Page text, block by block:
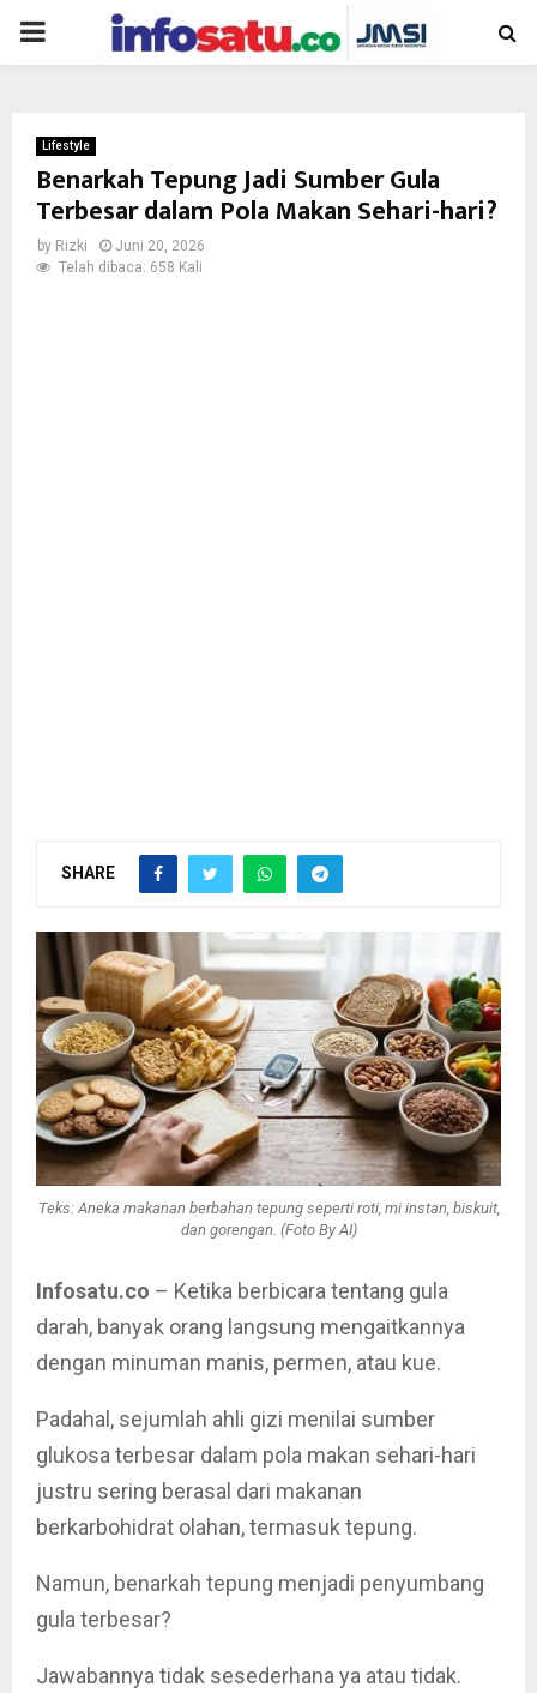
PRIMARY
Lifestyle
Benarkah Tepung Jadi Sumber Gula
Terbesar dalam Pola Makan Sehari-hari?
by Rizki
Juni 20, 2026
Telah dibaca: 658 Kali
SHARE
Teks: Aneka makanan berbahan tepung seperti roti, mi instan, biskuit,
dan gorengan. (Foto By AI)
Infosatu.co – Ketika berbicara tentang gula
darah, banyak orang langsung mengaitkannya
dengan minuman manis, permen, atau kue.
Padahal, sejumlah ahli gizi menilai sumber
glukosa terbesar dalam pola makan sehari-hari
justru sering berasal dari makanan
berkarbohidrat olahan, termasuk tepung.
Namun, benarkah tepung menjadi penyumbang
gula terbesar?
Jawabannya tidak sesederhana ya atau tidak.